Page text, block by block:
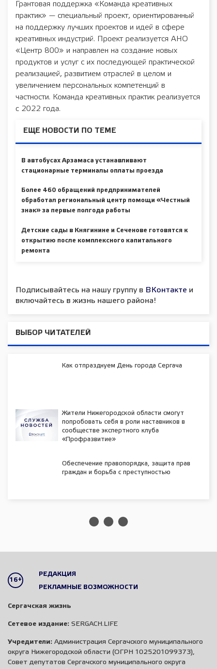
Грантовая поддержка «Команда креативных
практик» — специальный проект, ориентированный
на поддержку лучших проектов и идей в сфере
креативных индустрий. Проект реализуется АНО
«Центр 800» и направлен на создание новых
продуктов и услуг с их последующей практической
реализацией, развитием отраслей в целом и
увеличением персональных компетенций в
частности. Команда креативных практик реализуется
с 2022 года.
ЕЩЕ НОВОСТИ ПО ТЕМЕ
В автобусах Арзамаса устанавливают
стационарные терминалы оплаты проезда
Более 460 обращений предпринимателей
обработал региональный центр помощи «Честный
знак» за первые полгода работы
Детские сады в Княгинине и Сеченове готовятся к
открытию после комплексного капитального
ремонта
Подписывайтесь на нашу группу в ВКонтакте и
включайтесь в жизнь нашего района!
ВЫБОР ЧИТАТЕЛЕЙ
Как отпразднуем День города Сергача
Жители Нижегородской области смогут
попробовать себя в роли наставников в
сообществе экспертного клуба
«Профразвитие»
Обеспечение правопорядка, защита прав
граждан и борьба с преступностью
16+
РЕДАКЦИЯ
РЕКЛАМНЫЕ ВОЗМОЖНОСТИ
Сергачская жизнь
Сетевое издание: SERGACH.LIFE
Учредители: Администрация Сергачского муниципального
округа Нижегородской области (ОГРН 1025201099373),
Совет депутатов Сергачского муниципального округа